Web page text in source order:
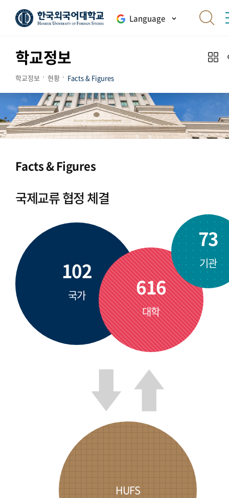
Language
학교정보
학교정보 현황 Facts & Figures
Facts & Figures
국제교류 협정 체결
102
국가 616
대학
73
기관
HUFS